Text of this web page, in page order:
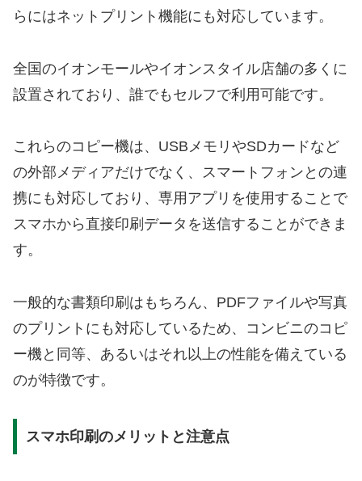
らにはネットプリント機能にも対応しています。
全国のイオンモールやイオンスタイル店舗の多くに
設置されており、誰でもセルフで利用可能です。
これらのコピー機は、USBメモリやSDカードなど
の外部メディアだけでなく、スマートフォンとの連
携にも対応しており、専用アプリを使用することで
スマホから直接印刷データを送信することができま
す。
一般的な書類印刷はもちろん、PDFファイルや写真
のプリントにも対応しているため、コンビニのコピ
ー機と同等、あるいはそれ以上の性能を備えている
のが特徴です。
スマホ印刷のメリットと注意点